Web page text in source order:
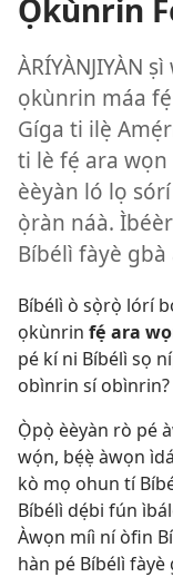
Ọkùnrin
ÀRÍYÀNJIYÀN
ọkùnrin máa
Gíga ti ilẹ̀
ti lè fẹ́ ara wọn
èèyàn ló lọ
ọ̀ràn náà.
Bíbélì fàyè
Bíbélì ò sọ̀rọ̀ lórí
ọkùnrin fẹ́ ara
pé kí ni Bíbélì sọ
obìnrin sí obìnrin?
Ọ̀pọ̀ èèyàn rò pé
wọ́n, bẹ́ẹ̀ àwọn
kò mọ ohun tí
Bíbélì dẹ́bi fún
Àwọn míì ní òfin
hàn pé Bíbélì